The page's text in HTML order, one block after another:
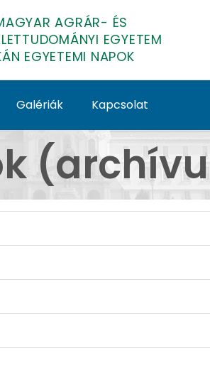
AGRÁR- ÉS
EGYETEM
EGYETEMI NAPOK
Galériák Kapcsolat
EGYETEMI